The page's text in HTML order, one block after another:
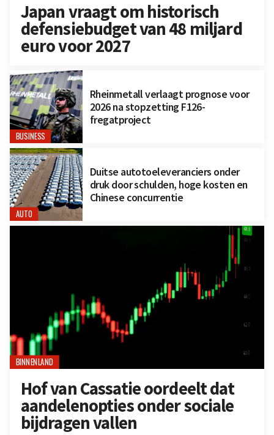
Japan vraagt om historisch
defensiebudget van 48 miljard
euro voor 2027
BUSINESS
Rheinmetall verlaagt prognose voor
2026 na stopzetting F126-
fregatproject
AUTO
Duitse autotoeleveranciers onder
druk door schulden, hoge kosten en
Chinese concurrentie
BINNENLAND
Hof van Cassatie oordeelt dat
aandelenopties onder sociale
bijdragen vallen